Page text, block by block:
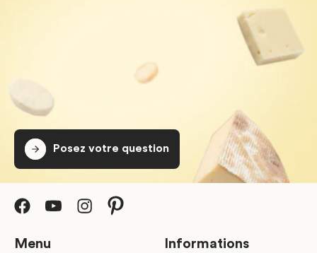
Posez votre question
Menu Informations